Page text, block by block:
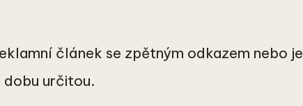
článek se zpětným odkazem nebo je
dobu určitou.